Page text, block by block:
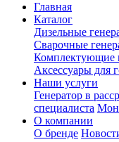
Главная
Каталог
Дизельные
Сварочные
Комплектующие
Аксессуары для
Наши услуги
Генератор в
специалиста
О компании
О бренде